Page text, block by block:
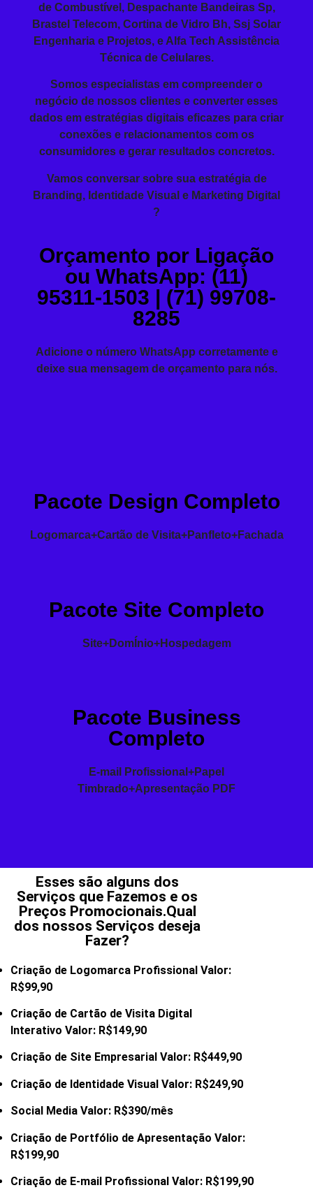
de Combustível, Despachante Bandeiras Sp,
Brastel Telecom, Cortina de Vidro Bh, Ssj Solar
Engenharia e Projetos, e Alfa Tech Assistência
Técnica de Celulares.
Somos especialistas em compreender o
negócio de nossos clientes e converter esses
dados em estratégias digitais eficazes para criar
conexões e relacionamentos com os
consumidores e gerar resultados concretos.
Vamos conversar sobre sua estratégia de
Branding, Identidade Visual e Marketing Digital
?
Orçamento por Ligação
ou WhatsApp: (11)
95311-1503 | (71) 99708-
8285
Adicione o número WhatsApp corretamente e
deixe sua mensagem de orçamento para nós.
Pacote Design Completo
Logomarca+Cartão de Visita+Panfleto+Fachada
Pacote Site Completo
Site+DomÍnio+Hospedagem
Pacote Business
Completo
E-mail Profissional+Papel
Timbrado+Apresentação PDF
Esses são alguns dos
Serviços que Fazemos e os
Preços Promocionais.Qual
dos nossos Serviços deseja
Fazer?
Criação de Logomarca Profissional Valor:
R$99,90
Criação de Cartão de Visita Digital
Interativo Valor: R$149,90
Criação de Site Empresarial Valor: R$449,90
Criação de Identidade Visual Valor: R$249,90
Social Media Valor: R$390/mês
Criação de Portfólio de Apresentação Valor:
R$199,90
Criação de E-mail Profissional Valor: R$199,90